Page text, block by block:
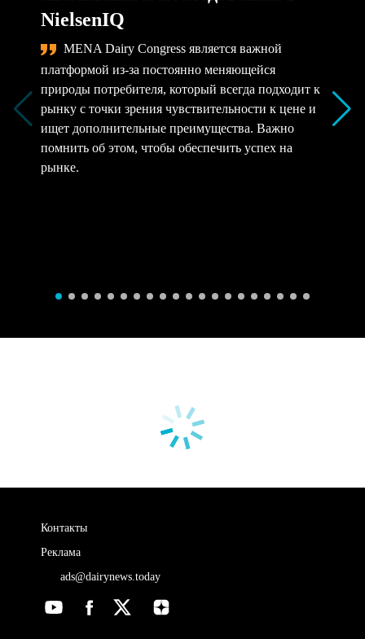
NielsenIQ
MENA Dairy Congress является важной
платформой из-за постоянно меняющейся
природы потребителя, который всегда подходит к
рынку с точки зрения чувствительности к цене и
ищет дополнительные преимущества. Важно
помнить об этом, чтобы обеспечить успех на
рынке.
Контакты
Реклама
ads@dairynews.today